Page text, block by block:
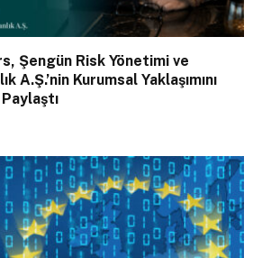
Şengün Risk Yönetimi ve
A.Ş.’nin Kurumsal Yaklaşımını